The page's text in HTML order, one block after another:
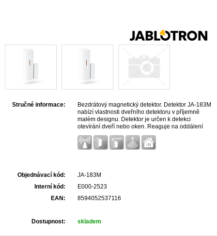
Stručné informace:
Bezdrátový magnetický detektor. Detektor JA-183M
nabízí vlastnosti dveřního detektoru v příjemně
malém designu. Detektor je určen k detekci
otevírání dveří nebo oken. Reaguje na oddálení
magnetu.
Objednávací kód:
JA-183M
Interní kód:
E000-2523
EAN:
8594052537116
Dostupnost: skladem